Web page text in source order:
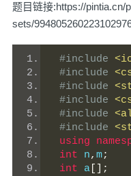
题目链接:https://pintia.cn/
sets/
#include
#include
#include
#include
#include
#include
using
int n, m;
int a [];